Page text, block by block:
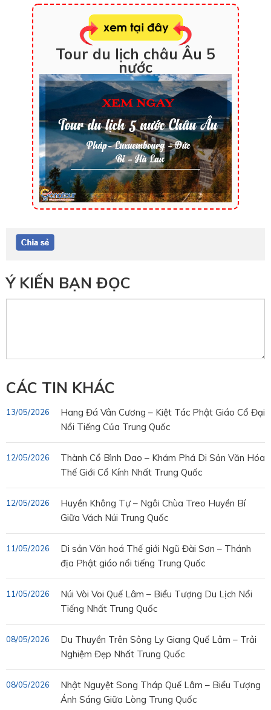
Tour du lịch châu Âu 5
nước
Ý KIẾN BẠN ĐỌC
CÁC TIN KHÁC
Hang Đá Vân Cương – Kiệt Tác Phật Giáo Cổ Đại
Nổi Tiếng Của Trung Quốc
13/05/2026
Thành Cổ Bình Dao – Khám Phá Di Sản Văn Hóa
Thế Giới Cổ Kính Nhất Trung Quốc
12/05/2026
Huyền Không Tự – Ngôi Chùa Treo Huyền Bí
Giữa Vách Núi Trung Quốc
12/05/2026
Di sản Văn hoá Thế giới Ngũ Đài Sơn – Thánh
địa Phật giáo nổi tiếng Trung Quốc
11/05/2026
Núi Vòi Voi Quế Lâm – Biểu Tượng Du Lịch Nổi
Tiếng Nhất Trung Quốc
11/05/2026
Du Thuyền Trên Sông Ly Giang Quế Lâm – Trải
Nghiệm Đẹp Nhất Trung Quốc
08/05/2026
Nhật Nguyệt Song Tháp Quế Lâm – Biểu Tượng
Ánh Sáng Giữa Lòng Trung Quốc
08/05/2026